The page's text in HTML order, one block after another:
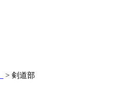
> 剣道部